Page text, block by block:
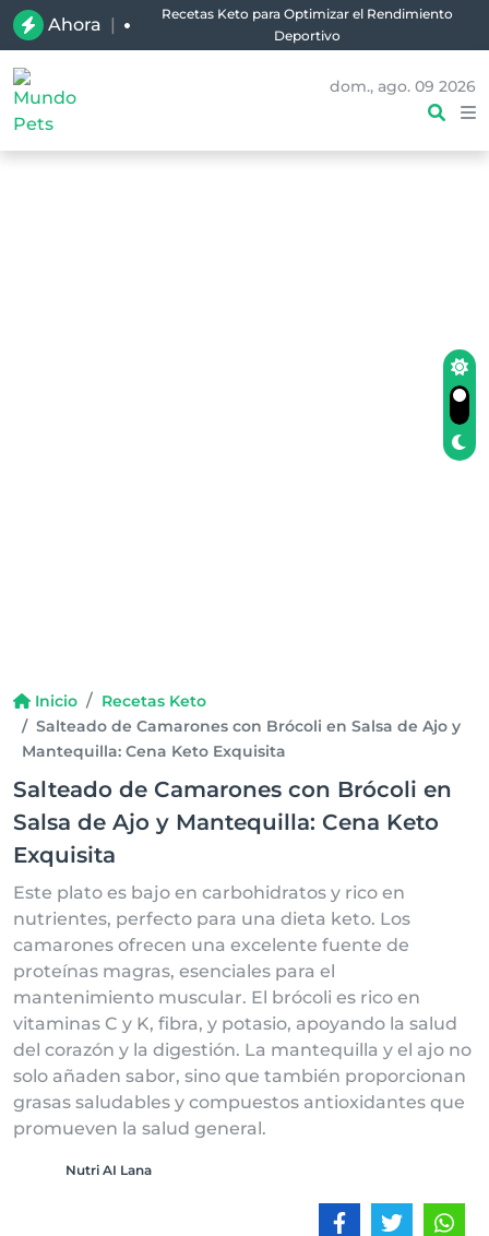
Ahora |
Recetas Keto para Optimizar el Rendimiento
Deportivo
dom., ago. 09 2026
Inicio
Recetas Keto
Salteado de Camarones con Brócoli en Salsa de Ajo y
Mantequilla: Cena Keto Exquisita
Salteado de Camarones con Brócoli en
Salsa de Ajo y Mantequilla: Cena Keto
Exquisita
Este plato es bajo en carbohidratos y rico en
nutrientes, perfecto para una dieta keto. Los
camarones ofrecen una excelente fuente de
proteínas magras, esenciales para el
mantenimiento muscular. El brócoli es rico en
vitaminas C y K, fibra, y potasio, apoyando la salud
del corazón y la digestión. La mantequilla y el ajo no
solo añaden sabor, sino que también proporcionan
grasas saludables y compuestos antioxidantes que
promueven la salud general.
Nutri AI Lana